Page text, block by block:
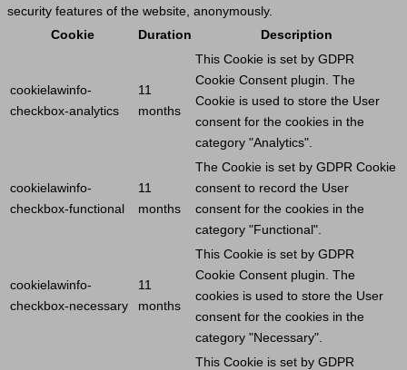
security features of the website, anonymously.
Cookie
Duration Description
cookielawinfo-
checkbox-analytics
11
months
This Cookie is set by GDPR
Cookie Consent plugin. The
Cookie is used to store the User
consent for the cookies in the
category "Analytics".
cookielawinfo-
checkbox-functional
11
months
The Cookie is set by GDPR Cookie
consent to record the User
consent for the cookies in the
category "Functional".
cookielawinfo-
checkbox-necessary
11
months
This Cookie is set by GDPR
Cookie Consent plugin. The
cookies is used to store the User
consent for the cookies in the
category "Necessary".
This Cookie is set by GDPR